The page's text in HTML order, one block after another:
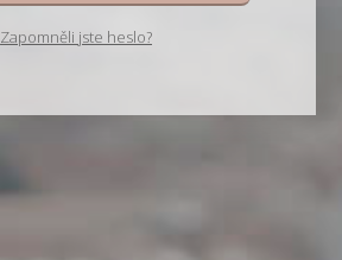
Zapomněli jste heslo?